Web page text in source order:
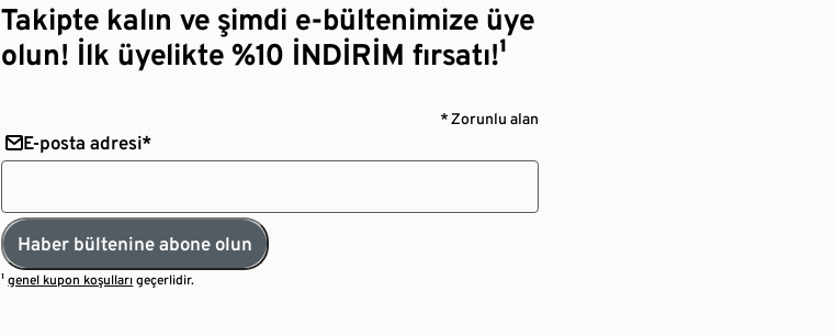
Takipte kalın ve şimdi e-bültenimize üye
olun! İlk üyelikte %10 İNDİRİM fırsatı!¹
* Zorunlu alan
E-posta adresi*
Haber bültenine abone olun
¹genel kupon koşulları geçerlidir.